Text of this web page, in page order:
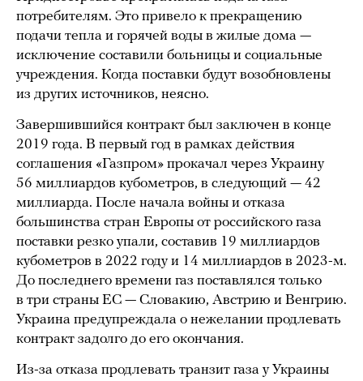
потребителям. Это привело к прекращению
подачи тепла и горячей воды в жилые дома —
исключение составили больницы и социальные
учреждения. Когда поставки будут возобновлены
из других источников, неясно.
Завершившийся контракт был заключен в конце
2019 года. В первый год в рамках действия
соглашения «Газпром» прокачал через Украину
56 миллиардов кубометров, в следующий — 42
миллиарда. После начала войны и отказа
большинства стран Европы от российского газа
поставки резко упали, составив 19 миллиардов
кубометров в 2022 году и 14 миллиардов в 2023-м.
До последнего времени газ поставлялся только
в три страны ЕС — Словакию, Австрию и Венгрию.
Украина предупреждала о нежелании продлевать
контракт задолго до его окончания.
Из-за отказа продлевать транзит газа у Украины